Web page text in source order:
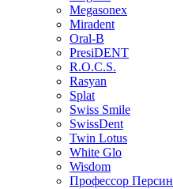
Megasonex
Miradent
Oral-B
PresiDENT
R.O.C.S.
Rasyan
Splat
Swiss Smile
SwissDent
Twin Lotus
White Glo
Wisdom
Профессор Персин